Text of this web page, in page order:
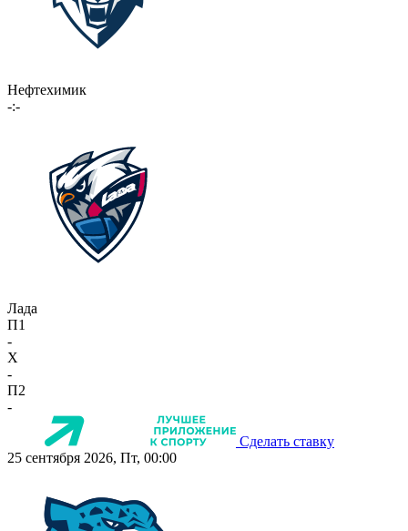
Нефтехимик
-:-
Лада
П1
-
X
-
П2
-
Сделать ставку
25 сентября 2026, Пт, 00:00